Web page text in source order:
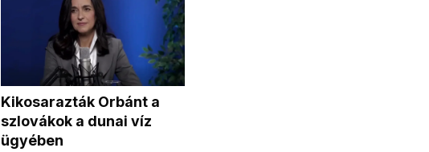
Kikosarazták Orbánt a
szlovákok a dunai víz
ügyében